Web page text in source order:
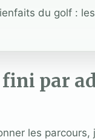
du golf :
par
les parcours,